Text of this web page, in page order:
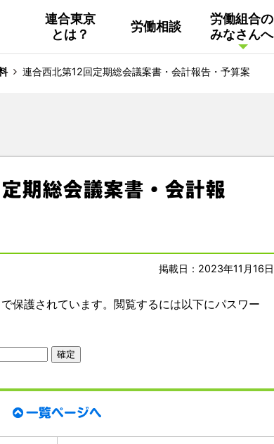
連合東京
とは？
組織概要
労働相談
労働組合の
みなさんへ
活動
東京NET ログイン
連合東京
Facebook
連合西北第12回定期総会議案書・会計報告・予算案
期総会議案書・会計報
掲載日：2023年11月16日
保護されています。閲覧するには以下にパスワー
一覧ページへ